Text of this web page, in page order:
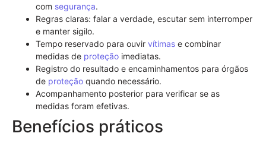
com segurança.
Regras claras: falar a verdade, escutar sem interromper
e manter sigilo.
Tempo reservado para ouvir vítimas e combinar
medidas de proteção imediatas.
Registro do resultado e encaminhamentos para órgãos
de proteção quando necessário.
Acompanhamento posterior para verificar se as
medidas foram efetivas.
Benefícios práticos